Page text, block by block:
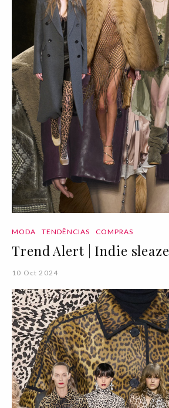
MODA TENDÊNCIAS COMPRAS
Trend Alert | Indie sleaze
10 Oct 2024